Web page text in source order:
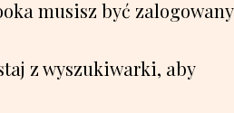
musisz być zalogowany
z wyszukiwarki, aby